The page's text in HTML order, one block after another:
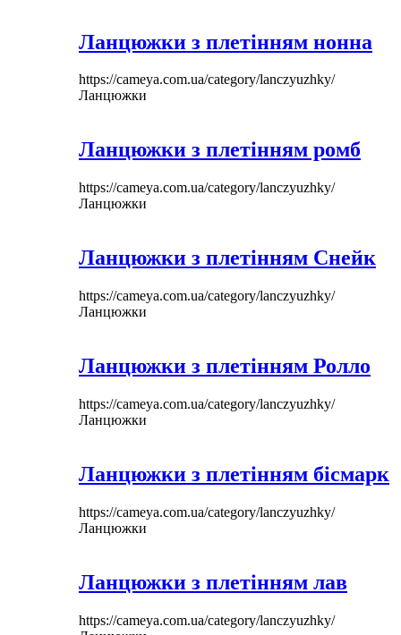
Ланцюжки з плетінням нонна
https://cameya.com.ua/category/lanczyuzhky/
Ланцюжки
Ланцюжки з плетінням ромб
https://cameya.com.ua/category/lanczyuzhky/
Ланцюжки
Ланцюжки з плетінням Снейк
https://cameya.com.ua/category/lanczyuzhky/
Ланцюжки
Ланцюжки з плетінням Ролло
https://cameya.com.ua/category/lanczyuzhky/
Ланцюжки
Ланцюжки з плетінням бісмарк
https://cameya.com.ua/category/lanczyuzhky/
Ланцюжки
Ланцюжки з плетінням лав
https://cameya.com.ua/category/lanczyuzhky/